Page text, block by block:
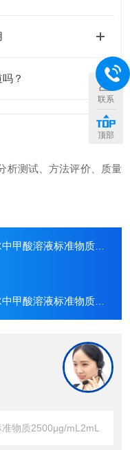
？
析测试、方法评价、质量
液标准物质50μg/mL10mL
液标准物质2500μg/mL5mL
联系
顶部